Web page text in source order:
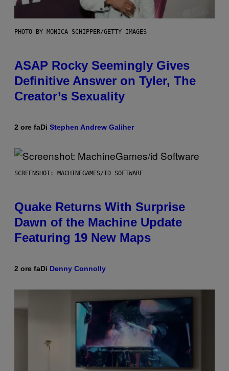
PHOTO BY MONICA SCHIPPER/GETTY IMAGES
ASAP Rocky Seemingly Gives
Definitive Answer on Tyler, The
Creator’s Sexuality
2 ore faDi Stephen Andrew Galiher
SCREENSHOT: MACHINEGAMES/ID SOFTWARE
Quake Returns With Surprise
Dawn of the Machine Update
Featuring 19 New Maps
2 ore faDi Denny Connolly